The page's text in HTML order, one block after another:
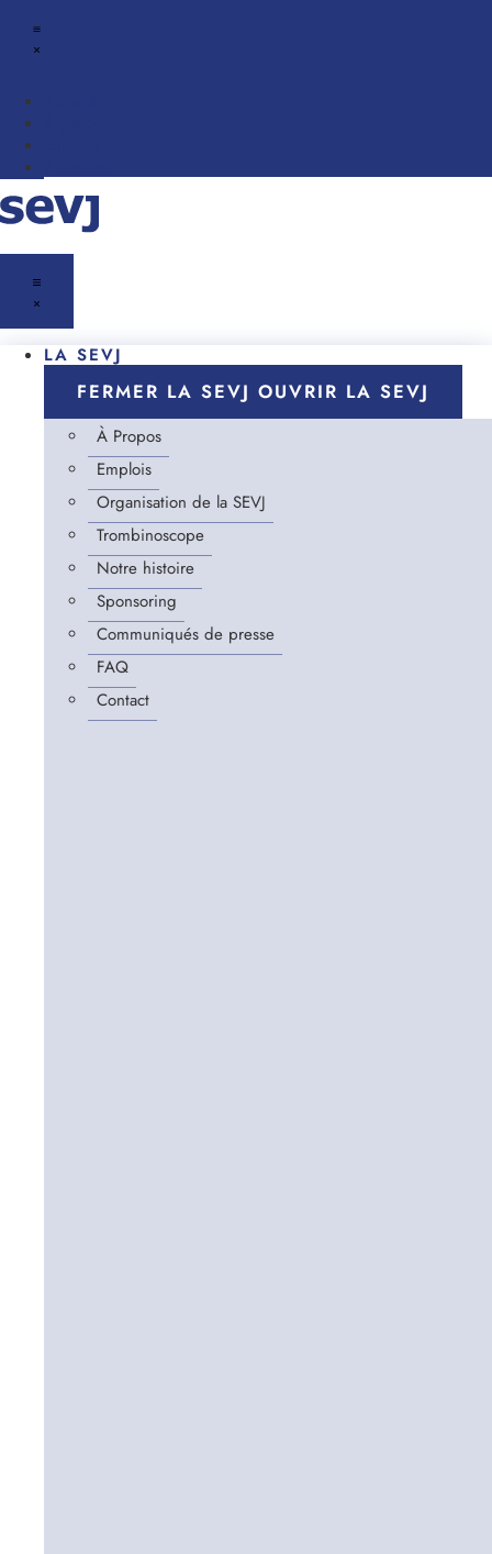
LA SEVJ
FERMER LA SEVJ OUVRIR LA SEVJ
À Propos
Emplois
Organisation de la SEVJ
Trombinoscope
Notre histoire
Sponsoring
Communiqués de presse
FAQ
Contact